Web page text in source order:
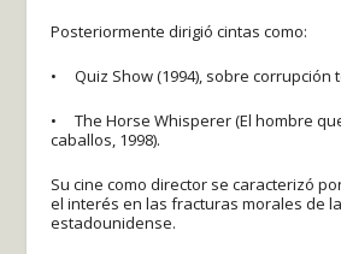
Posteriormente dirigió cintas como:
• Quiz Show (1994), sobre corrupción
• The Horse Whisperer (El hombre
caballos, 1998).
Su cine como director se caracterizó
el interés en las fracturas morales de
estadounidense.